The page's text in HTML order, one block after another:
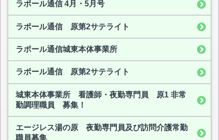
ラポール通信 4月・5月号
ラポール通信 原第2サテライト
ラポール通信城東本体事業所
ラポール通信 原第2サテライト
城東本体事業所 看護師・夜勤専門員 原1 非常
勤調理職員 募集！
エージレス湯の原 夜勤専門員及び訪問介護常勤
職員募集